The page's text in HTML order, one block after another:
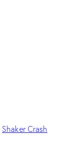
Shaker Crash